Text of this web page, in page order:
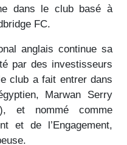
dans le club basé à
FC.
anglais continue sa
par des investisseurs
club a fait entrer dans
Marwan Serry
et nommé comme
et de l’Engagement,